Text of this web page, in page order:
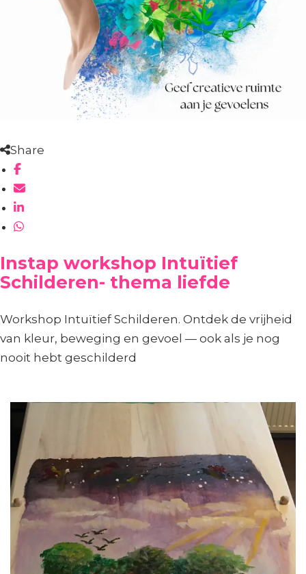
Share
Instap workshop Intuïtief
Schilderen- thema liefde
Workshop Intuïtief Schilderen. Ontdek de vrijheid
van kleur, beweging en gevoel — ook als je nog
nooit hebt geschilderd